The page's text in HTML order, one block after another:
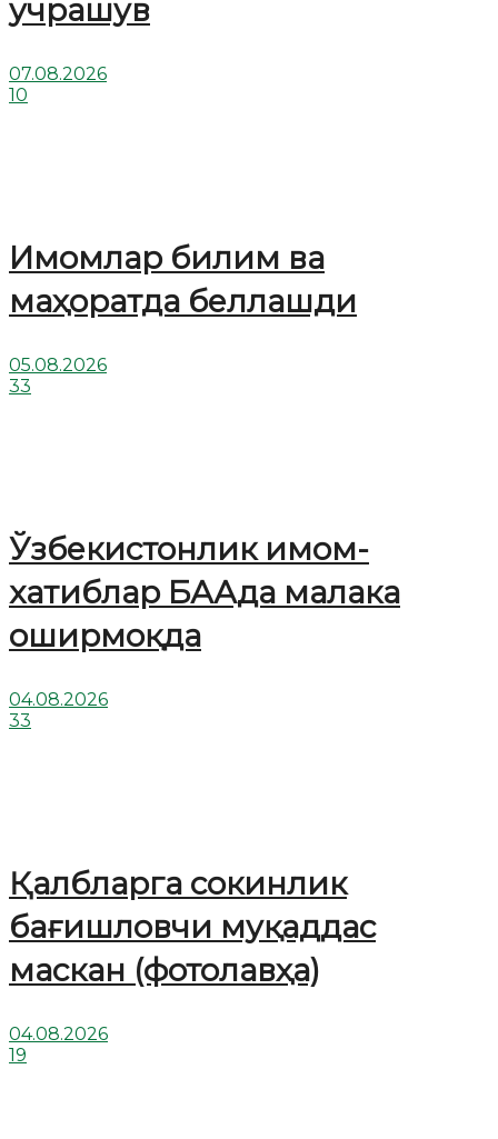
учрашув
07.08.2026
10
Имомлар билим ва
маҳоратда беллашди
05.08.2026
33
Ўзбекистонлик имом-
хатиблар БААда малака
оширмоқда
04.08.2026
33
Қалбларга сокинлик
бағишловчи муқаддас
маскан (фотолавҳа)
04.08.2026
19